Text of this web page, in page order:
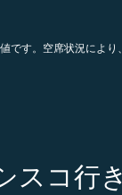
です。空席状況によ
スコ行